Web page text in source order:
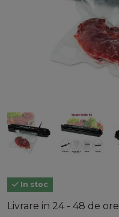
In stoc
Livrare in 24 - 48 de ore